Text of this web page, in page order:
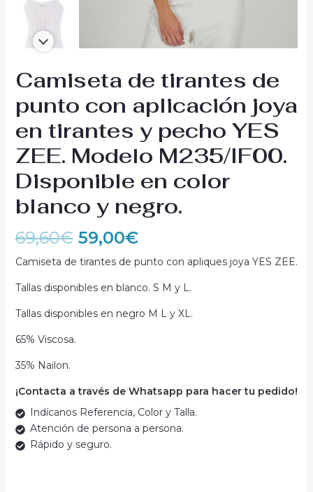
Camiseta de tirantes de
punto con aplicación joya
en tirantes y pecho YES
ZEE. Modelo M235/IF00.
Disponible en color
blanco y negro.
69,60€ 59,00€
Camiseta de tirantes de punto con apliques joya YES ZEE.
Tallas disponibles en blanco. S M y L.
Tallas disponibles en negro M L y XL.
65% Viscosa.
35% Nailon.
¡Contacta a través de Whatsapp para hacer tu pedido!
Indícanos Referencia, Color y Talla.
Atención de persona a persona.
Rápido y seguro.